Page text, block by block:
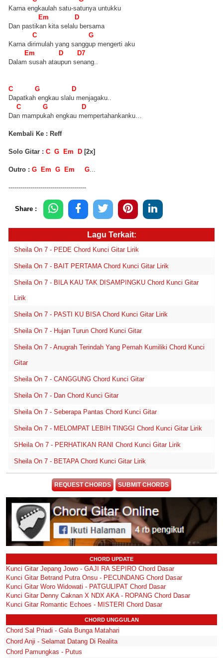
Karna engkaulah satu-satunya untukku
Em D
Dan pastikan kita selalu bersama
C G
Karna dirimulah yang sanggup mengerti aku
Em D D7
Dalam susah ataupun senang..
C G D
Dapatkah engkau slalu menjagaku..
C G D
Dan mampukah engkau mempertahankanku…
Kembali Ke : Reff
Solo Gitar : C G Em D [2x]
Outro : G Em G Em G
---------------------------------------
Share :
Lagu Terkait:
Sheila On 7 - PEDE Chord Kunci Gitar Lirik
Sheila On 7 - BAIT PERTAMA Chord Kunci Gitar Lirik
Sheila On 7 - BILA KAU TAK DISAMPINGKU Chord Kunci Gitar
Lirik
Sheila On 7 - PASTI KU BISA Chord Kunci Gitar Lirik
Sheila On 7 - Hujan Turun Chord Kunci Gitar
Sheila On 7 - Anugrah Terindah Yang Pernah Kumiliki Chord Kunci
Gitar
Sheila On 7 - CANGGUNG Chord Kunci Gitar
Sheila On 7 - Dan Chord Kunci Gitar
Sheila On 7 - Seberapa Pantas Chord Kunci Gitar
Sheila On 7 - MELOMPAT LEBIH TINGGI Chord Kunci Gitar Lirik
SHeila On 7 - PERHATIKAN RANI Chord Kunci Gitar Lirik
Sheila On 7 - BETAPA Chord Kunci Gitar Lirik
REQUEST CHORDS SUBMIT CHORDS
CHORD UPDATE
Kunci Gitar Jepang Jowo - GAJI RA SEPIRO Chord Dasar
Kunci Gitar Betrand Putra Onsu - PECUNDANG Chord Dasar
Kunci Gitar Woro Widowati - PATGULIPAT Chord Dasar
Kunci Gitar Denny Caknan X NDX AKA - ROPANG Chord Dasar
Kunci Gitar Romantic Echoes - MISTERI Chord Dasar
CHORD UNGGULAN
Chord Sal Priadi - Gala Bunga Matahari
Chord Anji - Selamat Datang Di Realita
Chord Pamungkas - Putus